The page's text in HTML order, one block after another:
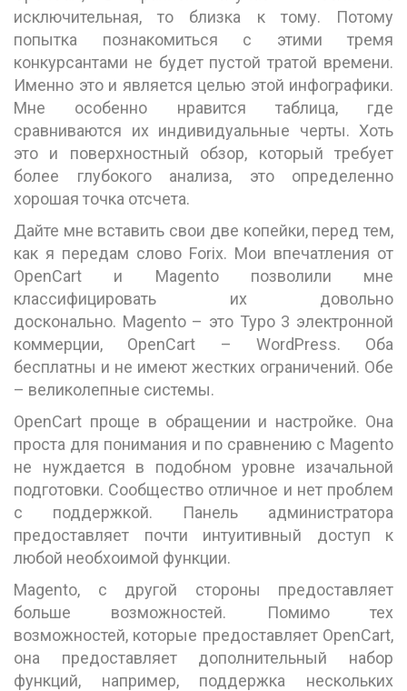
исключительная, то близка к тому. Потому
попытка познакомиться с этими тремя
конкурсантами не будет пустой тратой времени.
Именно это и является целью этой инфографики.
Мне особенно нравится таблица, где
сравниваются их индивидуальные черты. Хоть
это и поверхностный обзор, который требует
более глубокого анализа, это определенно
хорошая точка отсчета.
Дайте мне вставить свои две копейки, перед тем,
как я передам слово Forix. Мои впечатления от
OpenCart и Magento позволили мне
классифицировать их довольно
досконально. Magento – это Typo 3 электронной
коммерции, OpenCart – WordPress. Оба
бесплатны и не имеют жестких ограничений. Обе
– великолепные системы.
OpenCart проще в обращении и настройке. Она
проста для понимания и по сравнению с Magento
не нуждается в подобном уровне изачальной
подготовки. Сообщество отличное и нет проблем
с поддержкой. Панель администратора
предоставляет почти интуитивный доступ к
любой необхоимой функции.
Magento, с другой стороны предоставляет
больше возможностей. Помимо тех
возможностей, которые предоставляет OpenCart,
она предоставляет дополнительный набор
функций, например, поддержка нескольких